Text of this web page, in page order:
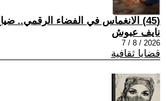
(45) الانغماس في الفضاء الرقمي.. ضياع واستلاب
نايف عبوش
2026 / 8 / 7
قضايا ثقافية